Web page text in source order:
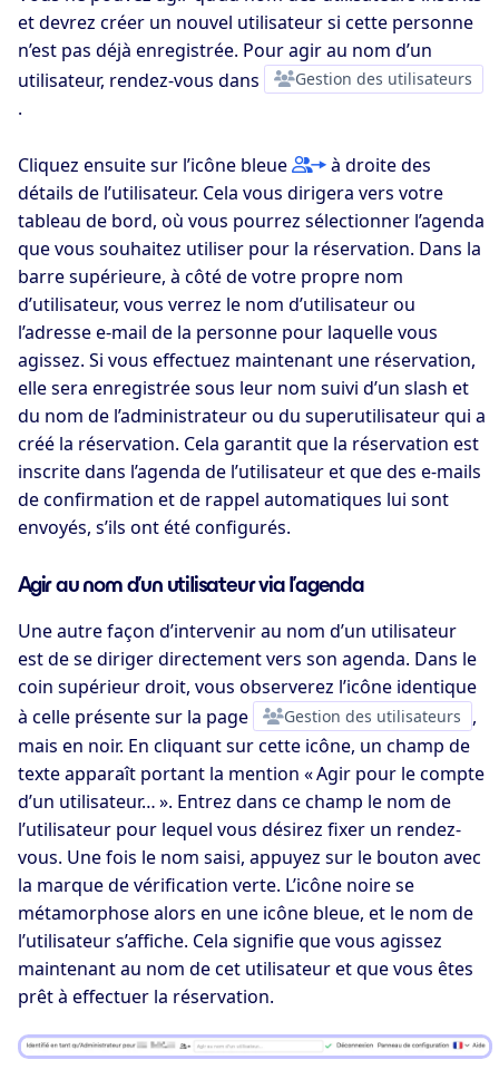
et devrez créer un nouvel utilisateur si cette personne
n’est pas déjà enregistrée. Pour agir au nom d’un
utilisateur, rendez-vous dans
Gestion des utilisateurs
.
Cliquez ensuite sur l’icône bleue
à droite des
détails de l’utilisateur. Cela vous dirigera vers votre
tableau de bord, où vous pourrez sélectionner l’agenda
que vous souhaitez utiliser pour la réservation. Dans la
barre supérieure, à côté de votre propre nom
d’utilisateur, vous verrez le nom d’utilisateur ou
l’adresse e-mail de la personne pour laquelle vous
agissez. Si vous effectuez maintenant une réservation,
elle sera enregistrée sous leur nom suivi d’un slash et
du nom de l’administrateur ou du superutilisateur qui a
créé la réservation. Cela garantit que la réservation est
inscrite dans l’agenda de l’utilisateur et que des e-mails
de confirmation et de rappel automatiques lui sont
envoyés, s’ils ont été configurés.
Agir au nom d’un utilisateur via l’agenda
Une autre façon d’intervenir au nom d’un utilisateur
est de se diriger directement vers son agenda. Dans le
coin supérieur droit, vous observerez l’icône identique
à celle présente sur la page
Gestion des utilisateurs
,
mais en noir. En cliquant sur cette icône, un champ de
texte apparaît portant la mention « Agir pour le compte
d’un utilisateur… ». Entrez dans ce champ le nom de
l’utilisateur pour lequel vous désirez fixer un rendez-
vous. Une fois le nom saisi, appuyez sur le bouton avec
la marque de vérification verte. L’icône noire se
métamorphose alors en une icône bleue, et le nom de
l’utilisateur s’affiche. Cela signifie que vous agissez
maintenant au nom de cet utilisateur et que vous êtes
prêt à effectuer la réservation.